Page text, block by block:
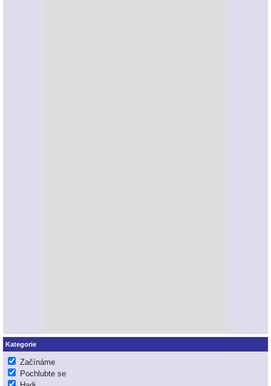
Kategorie
Začínáme
Pochlubte se